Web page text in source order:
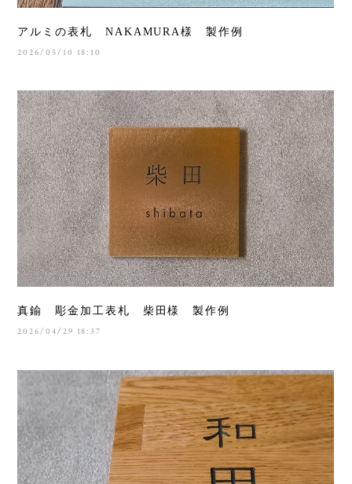
アルミの表札 NAKAMURA様 製作例
2026/05/10 18:10
真鍮 彫金加工表札 柴田様 製作例
2026/04/29 18:37